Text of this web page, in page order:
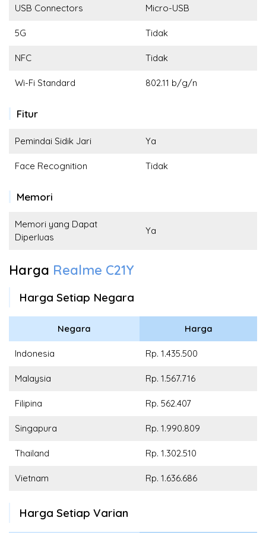
USB Connectors Micro-USB
5G Tidak
NFC Tidak
Wi-Fi Standard 802.11 b/g/n
Fitur
Pemindai Sidik Jari Ya
Face Recognition Tidak
Memori
Memori yang Dapat
Diperluas
Ya
Harga Realme C21Y
Harga Setiap Negara
Negara Harga
Indonesia Rp. 1.435.500
Malaysia Rp. 1.567.716
Filipina Rp. 562.407
Singapura Rp. 1.990.809
Thailand Rp. 1.302.510
Vietnam Rp. 1.636.686
Harga Setiap Varian